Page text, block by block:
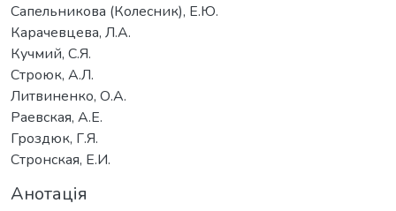
Сапельникова (Колесник), Е.Ю.
Карачевцева, Л.А.
Кучмий, С.Я.
Строюк, А.Л.
Литвиненко, О.А.
Раевская, А.Е.
Гроздюк, Г.Я.
Стронская, Е.И.
Анотація